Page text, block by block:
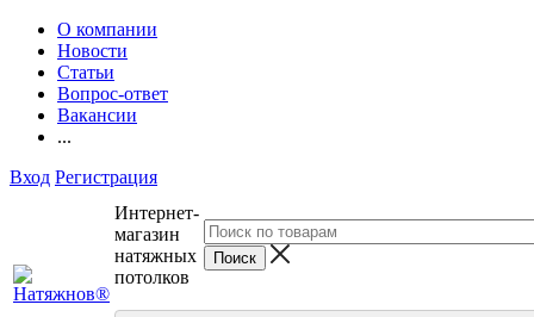
О компании
Новости
Статьи
Вопрос-ответ
Вакансии
...
Вход Регистрация
Интернет-
магазин
натяжных
потолков